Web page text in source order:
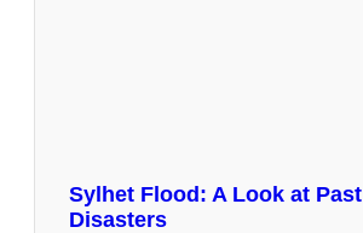
Sylhet Flood: A Look at Past
Disasters